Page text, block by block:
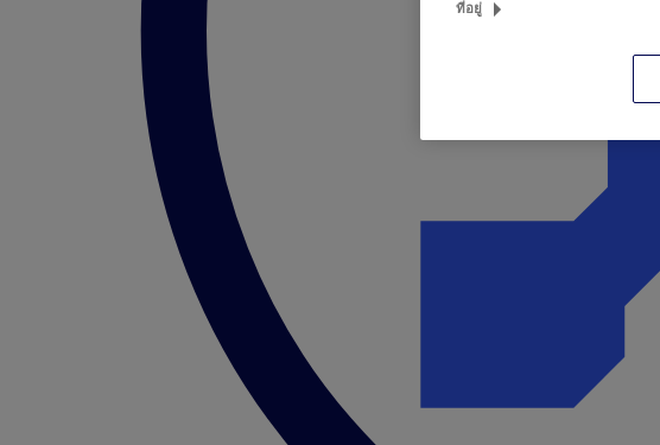
ที่อยู่